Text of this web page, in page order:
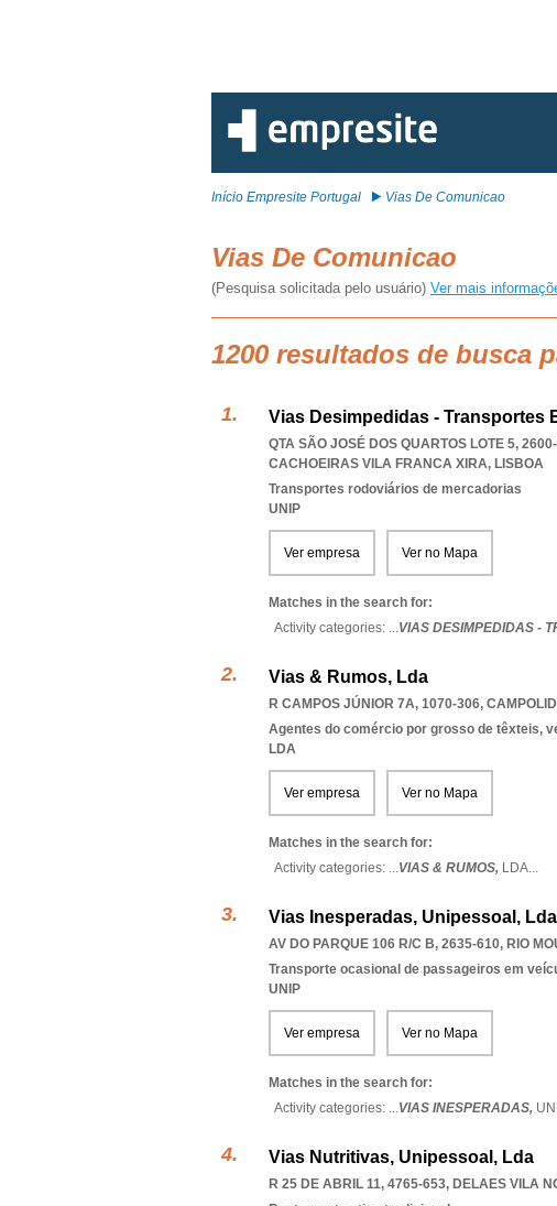
Início Empresite Portugal Vias De Comunicao
Vias De Comunicao
(Pesquisa solicitada pelo usuário) Ver mais
1200 resultados de busca
Vias Desimpedidas - Transportes
QTA SÃO JOSÉ DOS QUARTOS LOTE 5,
CACHOEIRAS VILA FRANCA XIRA, LISBOA
Transportes rodoviários de mercadorias
UNIP
Ver empresa Ver no Mapa
Matches in the search for:
Activity categories: ...VIAS DESIMPEDIDAS -
Vias & Rumos, Lda
R CAMPOS JÚNIOR 7A, 1070-306,
Agentes do comércio por grosso de têxteis,
LDA
Ver empresa Ver no Mapa
Matches in the search for:
Activity categories: ...VIAS & RUMOS, LDA...
Vias Inesperadas, Unipessoal, Lda
AV DO PARQUE 106 R/C B, 2635-610, RIO
Transporte ocasional de passageiros em
UNIP
Ver empresa Ver no Mapa
Matches in the search for:
Activity categories: ...VIAS INESPERADAS,
Vias Nutritivas, Unipessoal, Lda
R 25 DE ABRIL 11, 4765-653, DELAES VILA